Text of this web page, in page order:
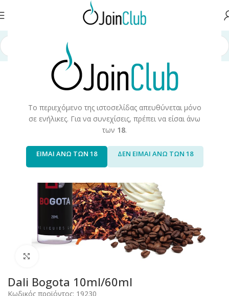
Το περιεχόμενο της ιστοσελίδας απευθύνεται μόνο
σε ενήλικες. Για να συνεχίσεις, πρέπει να είσαι άνω
των 18.
ΕΙΜΑΙ ΑΝΩ ΤΩΝ 18 ΔΕΝ ΕΙΜΑΙ ΑΝΩ ΤΩΝ 18
Αρχική σελίδα Υγρά Αναπλήρωσης
Dali Bogota 10ml/60ml
Κωδικός προϊόντος: 19230